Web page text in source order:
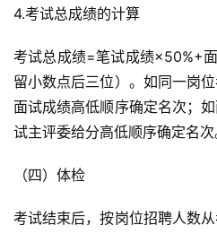
4.考试总成绩的计算
考试总成绩=笔试成绩×50%+
留小数点后三位）。如同一岗
面试成绩高低顺序确定名次；
试主评委给分高低顺序确定名次
（四）体检
考试结束后，按岗位招聘人数